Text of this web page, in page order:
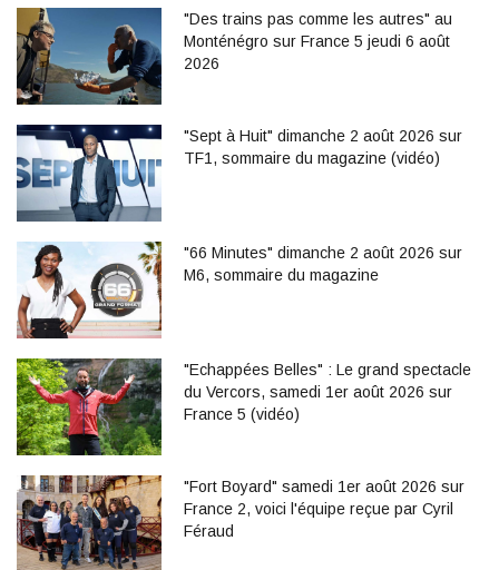
"Des trains pas comme les autres" au
Monténégro sur France 5 jeudi 6 août
2026
"Sept à Huit" dimanche 2 août 2026 sur
TF1, sommaire du magazine (vidéo)
"66 Minutes" dimanche 2 août 2026 sur
M6, sommaire du magazine
"Echappées Belles" : Le grand spectacle
du Vercors, samedi 1er août 2026 sur
France 5 (vidéo)
"Fort Boyard" samedi 1er août 2026 sur
France 2, voici l'équipe reçue par Cyril
Féraud